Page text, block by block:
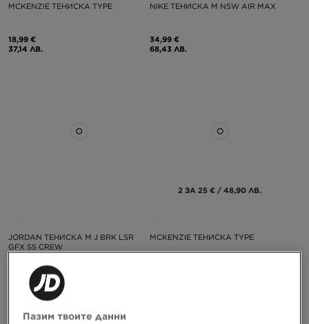
MCKENZIE ТЕНИСКА TYPE
18,99 €
37,14 ЛВ.
NIKE ТЕНИСКА M NSW AIR MAX
34,99 €
68,43 ЛВ.
JORDAN ТЕНИСКА M J BRK LSR
GFX SS CREW
39,99 €
78,21 ЛВ.
2 ЗА 25 € / 48,90 ЛВ.
MCKENZIE ТЕНИСКА TYPE
Пазим твоите данни